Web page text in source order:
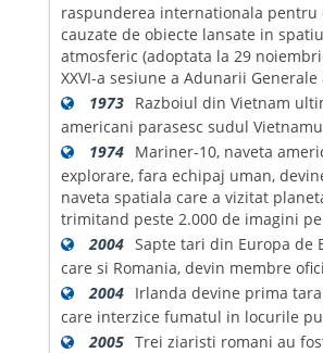
raspunderea internationala pentru
cauzate de obiecte lansate in
atmosferic (adoptata la 29
XXVI-a sesiune a Adunarii Generale
1973 Razboiul din Vietnam
americani parasesc sudul
1974 Mariner-10, naveta
explorare, fara echipaj uman,
naveta spatiala care a vizitat
trimitand peste 2.000 de imagini
2004 Sapte tari din Europa de
care si Romania, devin membre
2004 Irlanda devine prima
care interzice fumatul in locurile
2005 Trei ziaristi romani au